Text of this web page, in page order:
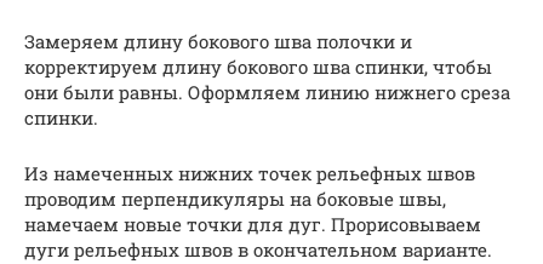
Замеряем длину бокового шва полочки и
корректируем длину бокового шва спинки, чтобы
они были равны. Оформляем линию нижнего среза
спинки.
Из намеченных нижних точек рельефных швов
проводим перпендикуляры на боковые швы,
намечаем новые точки для дуг. Прорисовываем
дуги рельефных швов в окончательном варианте.